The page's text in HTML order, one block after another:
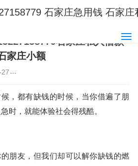
石家庄急用钱 石家
石家庄私人借款
家庄小额
，都有缺钱的时候，当你借遍了朋
时，就能体验社会得残酷。
朋友，但我们却可以解你缺钱的燃